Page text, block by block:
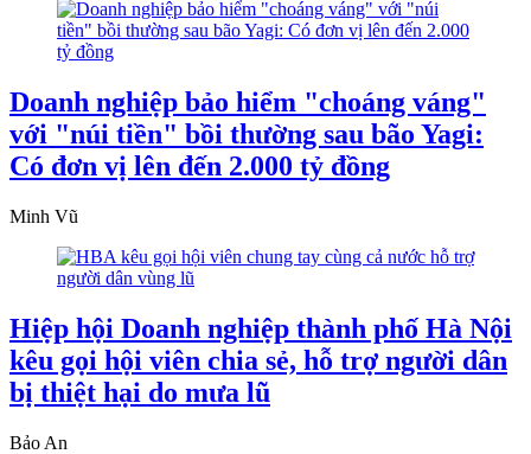
Doanh nghiệp bảo hiểm "choáng váng"
với "núi tiền" bồi thường sau bão Yagi:
Có đơn vị lên đến 2.000 tỷ đồng
Minh Vũ
Hiệp hội Doanh nghiệp thành phố Hà Nội
kêu gọi hội viên chia sẻ, hỗ trợ người dân
bị thiệt hại do mưa lũ
Bảo An